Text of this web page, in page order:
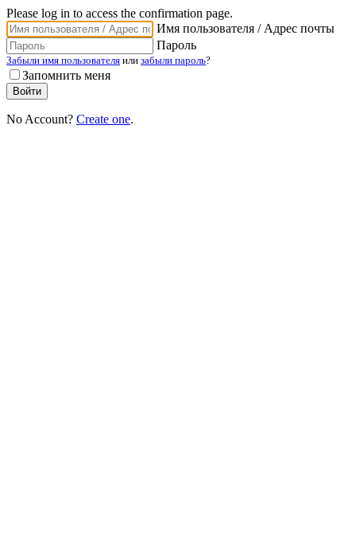
Please log in to access the confirmation page.
Имя пользователя / Адрес почты
Пароль
Забыли имя пользователя или забыли пароль?
Запомнить меня
No Account? Create one.